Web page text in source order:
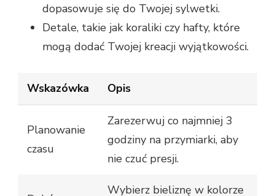
dopasowuje się do Twojej sylwetki.
Detale, takie jak koraliki czy hafty, które
mogą dodać Twojej kreacji wyjątkowości.
Wskazówka Opis
Planowanie
czasu
Zarezerwuj co najmniej 3
godziny na przymiarki, aby
nie czuć presji.
Wybierz bieliznę w kolorze